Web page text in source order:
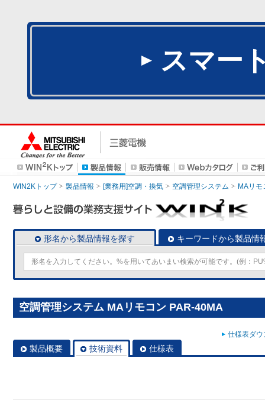
スマー
WIN2Kトップ 製品情報 [業務用]空調・換気 空調管理システム MAリモ
形名から製品情報を探す キーワードから製品情
空調管理システム MAリモコン PAR-40MA
仕様表ダ
製品概要 技術資料 仕様表